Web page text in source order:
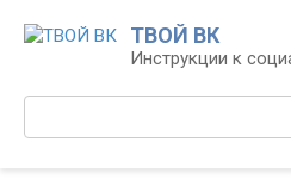
ТВОЙ ВК
Инструкции к